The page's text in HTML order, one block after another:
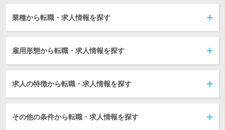
業種から転職・求人情報を探す
雇用形態から転職・求人情報を探す
求人の特徴から転職・求人情報を探す
その他の条件から転職・求人情報を探す